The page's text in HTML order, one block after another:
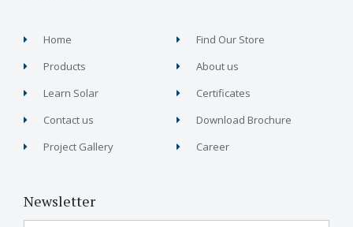
Home
Products
Learn Solar
Contact us
Project Gallery
Find Our Store
About us
Certificates
Download Brochure
Career
Newsletter